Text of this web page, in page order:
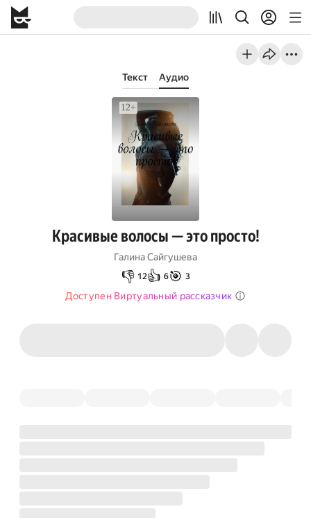
Текст Аудио
Красивые волосы — это просто!
Галина Сайгушева
👎 12👍 6🎯 3
Доступен Виртуальный рассказчик